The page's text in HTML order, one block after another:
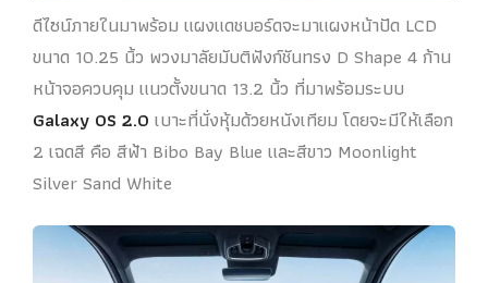
ดีไซน์ภายในมาพร้อม แผงแดชบอร์ดจะมาแผงหน้าปัด LCD
ขนาด 10.25 นิ้ว พวงมาลัยมับติฟังก์ชันทรง D Shape 4 ก้าน
หน้าจอควบคุม แนวตั้งขนาด 13.2 นิ้ว ที่มาพร้อมระบบ
Galaxy OS 2.0 เบาะที่นั่งหุ้มด้วยหนังเทียม โดยจะมีให้เลือก
2 เฉดสี คือ สีฟ้า Bibo Bay Blue และสีขาว Moonlight
Silver Sand White